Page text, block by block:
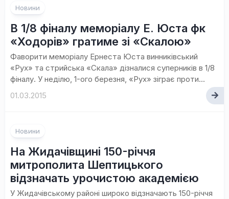
Новини
В 1/8 фіналу меморіалу Е. Юста фк
«Ходорів» гратиме зі «Скалою»
Фаворити меморіалу Ернеста Юста винниківський
«Рух» та стрийська «Скала» дізналися суперників в 1/8
фіналу. У неділю, 1-ого березня, «Рух» зіграє проти...
01.03.2015
Новини
На Жидачівщині 150-річчя
митрополита Шептицького
відзначать урочистою академією
У Жидачівському районі широко відзначають 150-річчя